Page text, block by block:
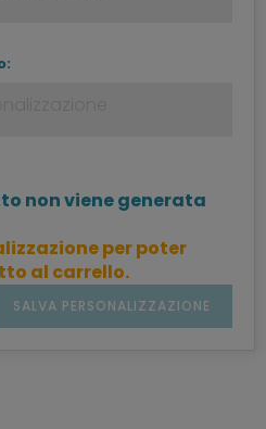
non viene generata
per poter
al carrello.
SALVA PERSONALIZZAZIONE